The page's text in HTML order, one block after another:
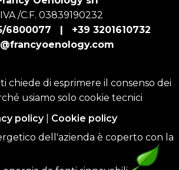
/C.F. 03839190232
6800077 | +39 3201610732
chiede di esprimere il consenso dei
usiamo solo cookie tecnici
policy| Cookie policy
dell'azienda è coperto con la